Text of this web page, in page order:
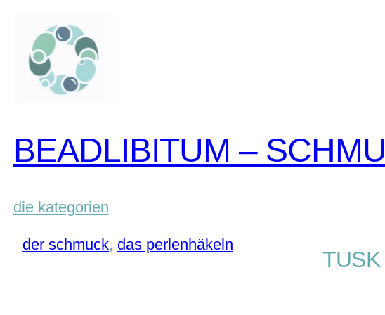
inhalt
springen
BEADLIBITUM –
die kategorien
der schmuck, das perlenhäkeln
TUSK